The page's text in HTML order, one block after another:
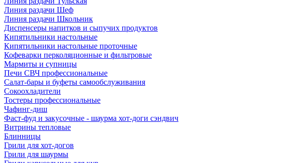
Линия раздачи Шеф
Линия раздачи Школьник
Диспенсеры напитков и сыпучих продуктов
Кипятильники настольные
Кипятильники настольные проточные
Кофеварки перколяционные и фильтровые
Мармиты и супницы
Печи СВЧ профессиональные
Салат-бары и буфеты самообслуживания
Сокоохладители
Тостеры профессиональные
Чафинг-диш
Фаст-фуд и закусочные - шаурма хот-доги сэндвич
Витрины тепловые
Блинницы
Грили для хот-догов
Грили для шаурмы